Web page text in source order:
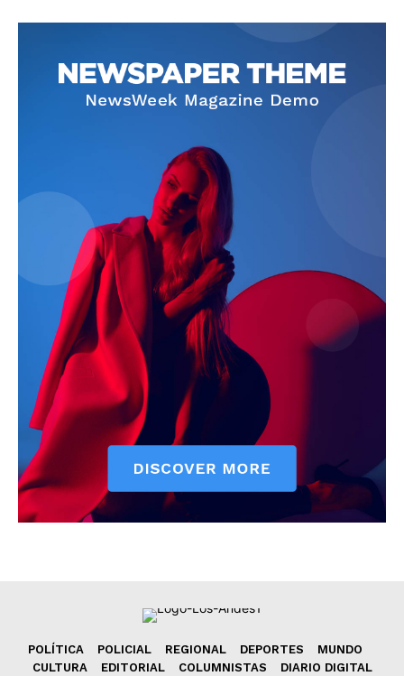
POLÍTICA POLICIAL REGIONAL DEPORTES
MUNDO
CULTURA
EDITORIAL COLUMNISTAS DIARIO DIGITAL